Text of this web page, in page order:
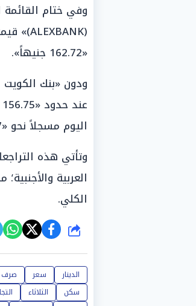
وفي ختام
«162.72 جنيهاً».
اليوم مسجلاً نحو «163.47 جنيهاً» للبيع.
وتأتي هذه
العربية
الكلي.
شارك
الدينار سعر صرف
سكن
الثلاثاء